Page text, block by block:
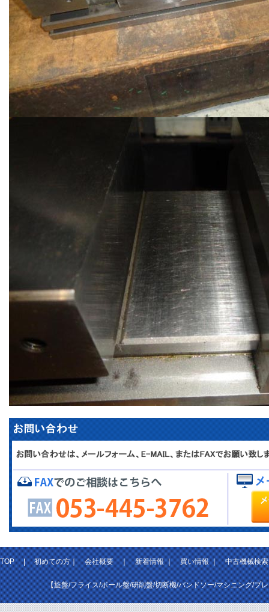
TOP|初めての方｜会社概要｜新着情報｜買い情報｜中古機械検索
【旋盤/フライス/ボール盤/研削盤/切断機/バンドソー/マシニング/プ